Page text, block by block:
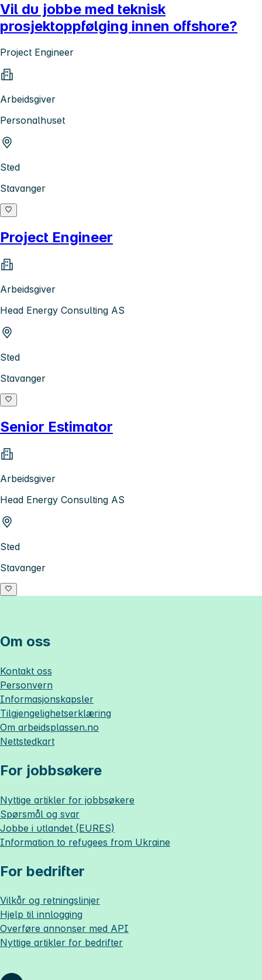
Vil du jobbe med teknisk
prosjektoppfølging innen offshore?
Project Engineer
Arbeidsgiver
Personalhuset
Sted
Stavanger
Project Engineer
Arbeidsgiver
Head Energy Consulting AS
Sted
Stavanger
Senior Estimator
Arbeidsgiver
Head Energy Consulting AS
Sted
Stavanger
Om oss
Kontakt oss
Personvern
Informasjonskapsler
Tilgjengelighetserklæring
Om arbeidsplassen.no
Nettstedkart
For jobbsøkere
Nyttige artikler for jobbsøkere
Spørsmål og svar
Jobbe i utlandet (EURES)
Information to refugees from Ukraine
For bedrifter
Vilkår og retningslinjer
Hjelp til innlogging
Overføre annonser med API
Nyttige artikler for bedrifter